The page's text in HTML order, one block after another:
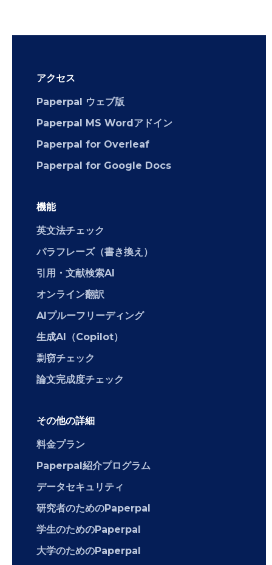
アクセス
Paperpal ウェブ版
Paperpal MS Wordアドイン
Paperpal for Overleaf
Paperpal for Google Docs
機能
英文法チェック
パラフレーズ（書き換え）
引用・文献検索AI
オンライン翻訳
AIプルーフリーディング
生成AI（Copilot）
剽窃チェック
論文完成度チェック
その他の詳細
料金プラン
Paperpal紹介プログラム
データセキュリティ
研究者のためのPaperpal
学生のためのPaperpal
大学のためのPaperpal